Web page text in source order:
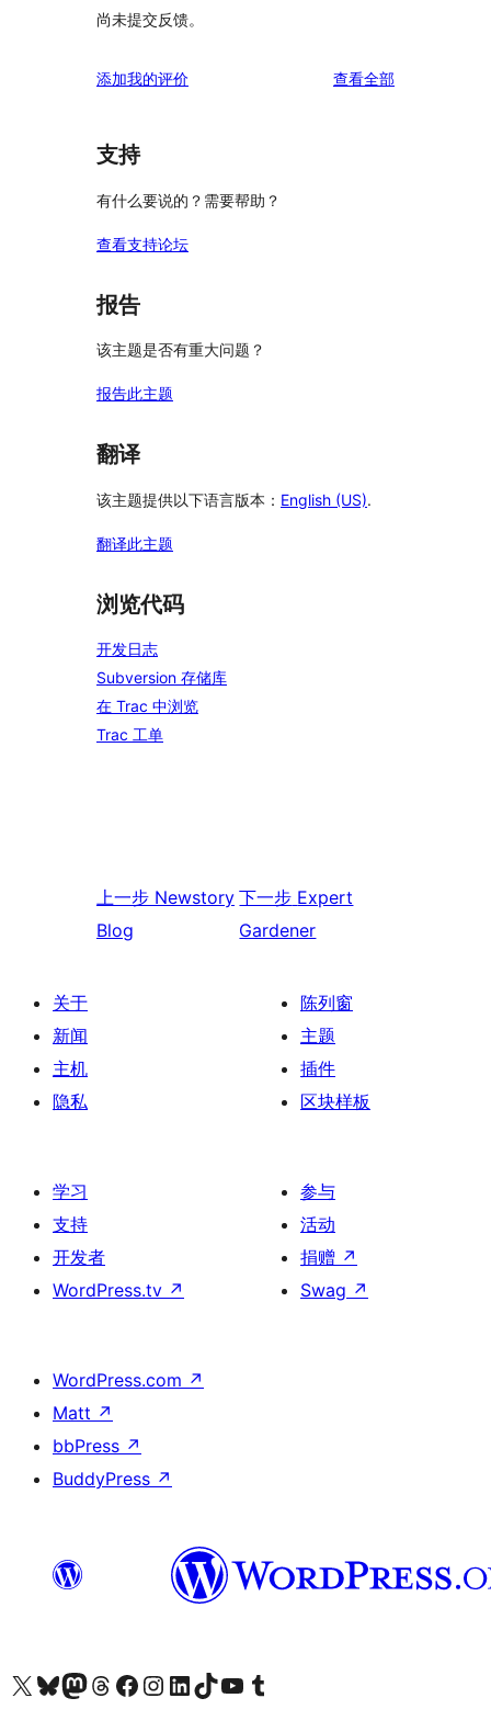
尚未提交反馈。
添加我的评价 查看全部评
支持
有什么要说的？需要帮助？
查看支持论坛
报告
该主题是否有重大问题？
报告此主题
翻译
该主题提供以下语言版本： English (US).
翻译此主题
浏览代码
开发日志
Subversion 存储库
在 Trac 中浏览
Trac 工单
上一步 Newstory
Blog
下一步 Expert
Gardener
关于
新闻
主机
隐私
陈列窗
主题
插件
区块样板
学习
支持
开发者
WordPress.tv ↗
参与
活动
捐赠 ↗
Swag ↗
WordPress.com ↗
Matt ↗
bbPress ↗
BuddyPress ↗
关注我们的 X（原 Twitter）账号访问我们的 Bluesky 账号关注我们的 Mastodon 账号访问我们的 Threads 账号 访问我们的 Facebook 公共主页关注我们的 Instagram 账号 关注我们的 LinkedIn 主页访问我们的 TikTok 账号访问我们的 YouTube 频道 访问我们的 Tumblr 账号